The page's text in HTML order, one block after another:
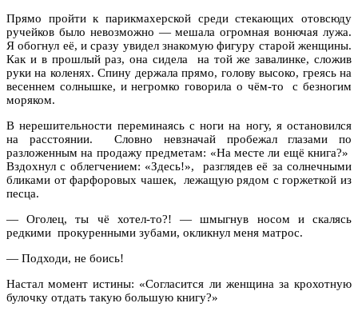
Прямо пройти к парикмахерской среди стекающих отовсюду
ручейков было невозможно — мешала огромная вонючая лужа.
Я обогнул её, и сразу увидел знакомую фигуру старой женщины.
Как и в прошлый раз, она сидела на той же завалинке, сложив
руки на коленях. Спину держала прямо, голову высоко, греясь на
весеннем солнышке, и негромко говорила о чём-то с безногим
моряком.
В нерешительности переминаясь с ноги на ногу, я остановился
на расстоянии. Словно невзначай пробежал глазами по
разложенным на продажу предметам: «На месте ли ещё книга?»
Вздохнул с облегчением: «Здесь!», разглядев её за солнечными
бликами от фарфоровых чашек, лежащую рядом с горжеткой из
песца.
— Оголец, ты чё хотел-то?! — шмыгнув носом и скалясь
редкими прокуренными зубами, окликнул меня матрос.
— Подходи, не боись!
Настал момент истины: «Согласится ли женщина за крохотную
булочку отдать такую большую книгу?»